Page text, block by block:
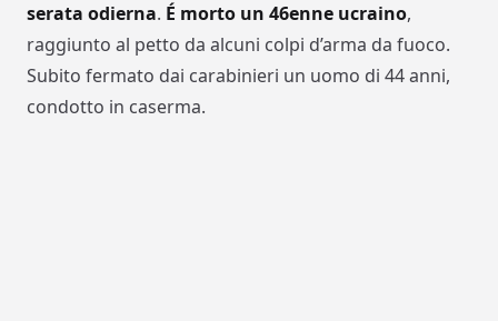
serata odierna. É morto un 46enne ucraino,
raggiunto al petto da alcuni colpi d’arma da fuoco.
Subito fermato dai carabinieri un uomo di 44 anni,
condotto in caserma.